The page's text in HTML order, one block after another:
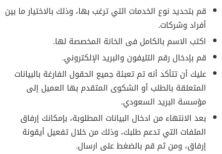
قم بتحديد نوع الخدمات التي ترغب بها، وذلك بالاختيار ما بين
أفراد وشركات.
اكتب الاسم بالكامل فى الخانة المخصصة لها.
قم بإدخال رقم التليفون والبريد الإلكتروني.
عليك أن تتأكد أنه تم تعبئة جميع الحقول الفارغة بالبيانات
المتعلقة بالطلب أو الشكوى المتقدم بها العميل إلى
مؤسسة البريد السعودي.
بعد الانتهاء من ادخال البيانات المطلوبة، بإمكانك إرفاق
الملفات التي تدعم طلبك، وذلك من خلال تفعيل أيقونة
إرفاق، ومن ثم قم بالضغط على ارسال.